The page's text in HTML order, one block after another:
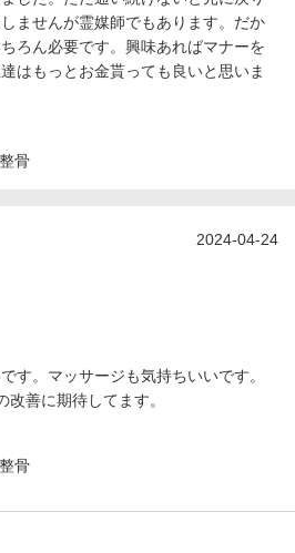
ませんが霊媒師でもあります。だか
ろん必要です。興味あればマナーを
はもっとお金貰っても良いと思いま
骨
2024-04-24
す。マッサージも気持ちいいです。
改善に期待してます。
骨